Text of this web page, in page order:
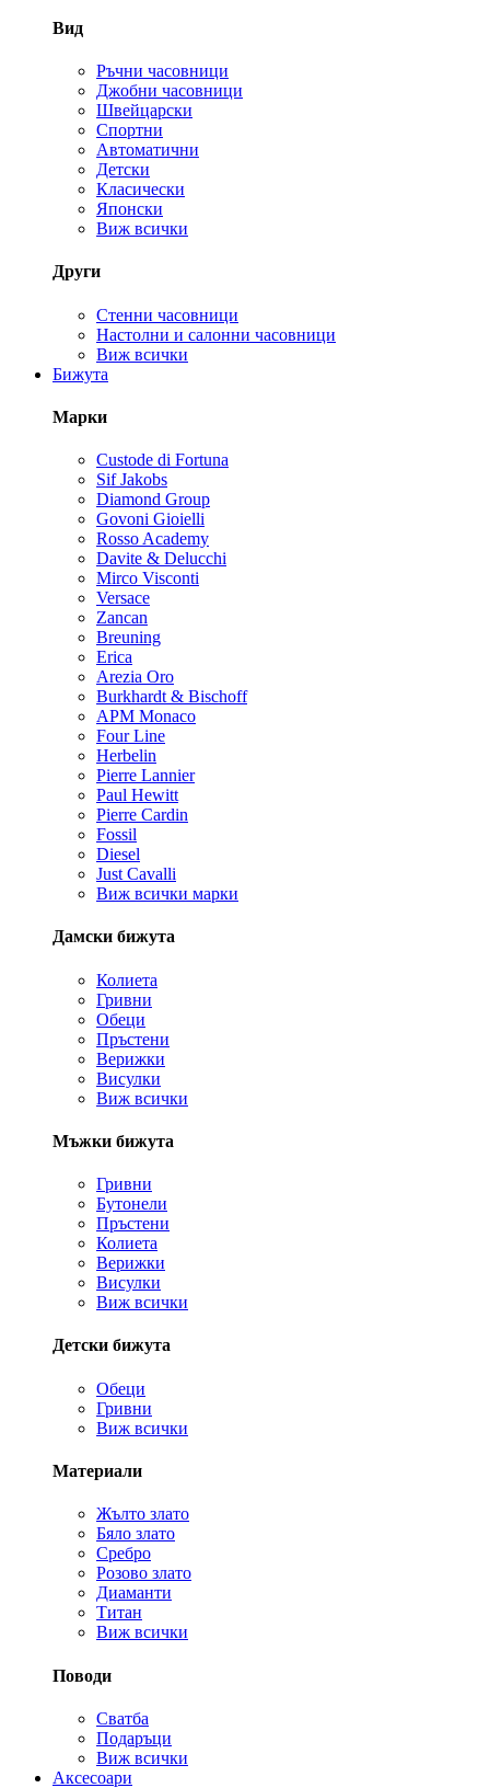
Вид
Ръчни часовници
Джобни часовници
Швейцарски
Спортни
Автоматични
Детски
Класически
Японски
Виж всички
Други
Стенни часовници
Настолни и салонни часовници
Виж всички
Бижута
Марки
Custode di Fortuna
Sif Jakobs
Diamond Group
Govoni Gioielli
Rosso Academy
Davite & Delucchi
Mirco Visconti
Versace
Zancan
Breuning
Erica
Arezia Oro
Burkhardt & Bischoff
APM Monaco
Four Line
Herbelin
Pierre Lannier
Paul Hewitt
Pierre Cardin
Fossil
Diesel
Just Cavalli
Виж всички марки
Дамски бижута
Колиета
Гривни
Обеци
Пръстени
Верижки
Висулки
Виж всички
Мъжки бижута
Гривни
Бутонели
Пръстени
Колиета
Верижки
Висулки
Виж всички
Детски бижута
Обеци
Гривни
Виж всички
Материали
Жълто злато
Бяло злато
Сребро
Розово злато
Диаманти
Титан
Виж всички
Поводи
Сватба
Подаръци
Виж всички
Аксесоари